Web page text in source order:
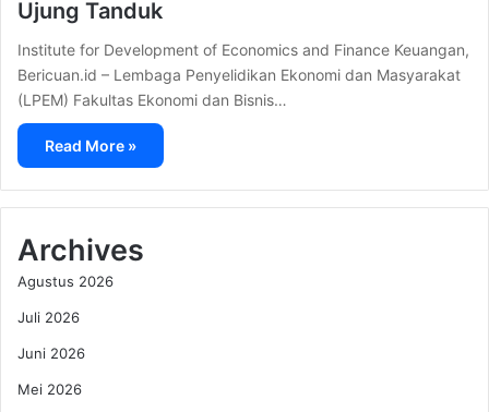
Ujung Tanduk
Institute for Development of Economics and Finance Keuangan,
Bericuan.id – Lembaga Penyelidikan Ekonomi dan Masyarakat
(LPEM) Fakultas Ekonomi dan Bisnis…
Read More »
Archives
Agustus 2026
Juli 2026
Juni 2026
Mei 2026